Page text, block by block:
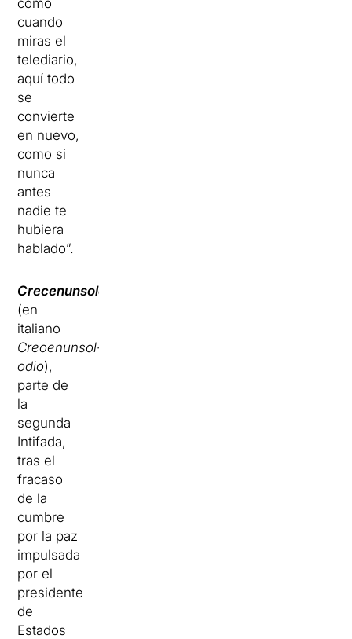
como
cuando
miras el
telediario,
aquí todo
se
convierte
en nuevo,
como si
nunca
antes
nadie te
hubiera
hablado”.
Crecenunsoldéu
(en
italiano
Creoenunsol-
odio),
parte de
la
segunda
Intifada,
tras el
fracaso
de la
cumbre
por la paz
impulsada
por el
presidente
de
Estados